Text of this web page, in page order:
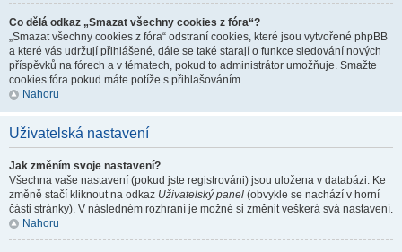
Co dělá odkaz „Smazat všechny cookies z fóra“?
„Smazat všechny cookies z fóra“ odstraní cookies, které jsou vytvořené phpBB
a které vás udržují přihlášené, dále se také starají o funkce sledování nových
příspěvků na fórech a v tématech, pokud to administrátor umožňuje. Smažte
cookies fóra pokud máte potíže s přihlašováním.
Nahoru
Uživatelská nastavení
Jak změním svoje nastavení?
Všechna vaše nastavení (pokud jste registrováni) jsou uložena v databázi. Ke
změně stačí kliknout na odkaz Uživatelský panel (obvykle se nachází v horní
části stránky). V následném rozhraní je možné si změnit veškerá svá nastavení.
Nahoru